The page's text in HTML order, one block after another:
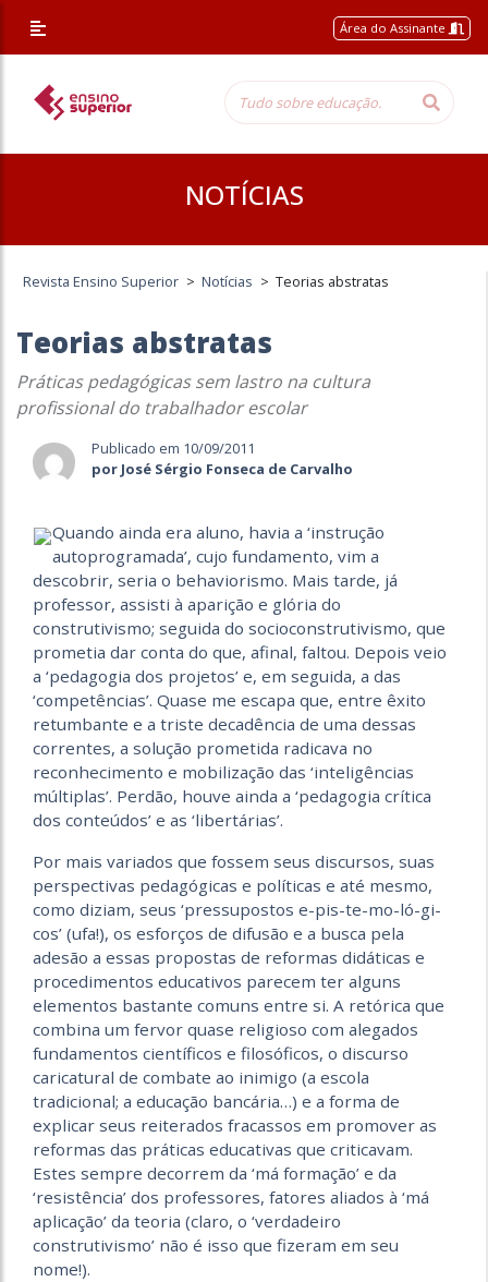
Área do Assinante
NOTÍCIAS
Revista Ensino Superior > Notícias > Teorias abstratas
Teorias abstratas
Práticas pedagógicas sem lastro na cultura
profissional do trabalhador escolar
Publicado em 10/09/2011
por José Sérgio Fonseca de Carvalho
Quando ainda era aluno, havia a ‘instrução
autoprogramada’, cujo fundamento, vim a
descobrir, seria o behaviorismo. Mais tarde, já
professor, assisti à aparição e glória do
construtivismo; seguida do socioconstrutivismo, que
prometia dar conta do que, afinal, faltou. Depois veio
a ‘pedagogia dos projetos’ e, em seguida, a das
‘competências’. Quase me escapa que, entre êxito
retumbante e a triste decadência de uma dessas
correntes, a solução prometida radicava no
reconhecimento e mobilização das ‘inteligências
múltiplas’. Perdão, houve ainda a ‘pedagogia crítica
dos conteúdos’ e as ‘libertárias’.
Por mais variados que fossem seus discursos, suas
perspectivas pedagógicas e políticas e até mesmo,
como diziam, seus ‘pressupostos e-pis-te-mo-ló-gi-
cos’ (ufa!), os esforços de difusão e a busca pela
adesão a essas propostas de reformas didáticas e
procedimentos educativos parecem ter alguns
elementos bastante comuns entre si. A retórica que
combina um fervor quase religioso com alegados
fundamentos científicos e filosóficos, o discurso
caricatural de combate ao inimigo (a escola
tradicional; a educação bancária…) e a forma de
explicar seus reiterados fracassos em promover as
reformas das práticas educativas que criticavam.
Estes sempre decorrem da ‘má formação’ e da
‘resistência’ dos professores, fatores aliados à ‘má
aplicação’ da teoria (claro, o ‘verdadeiro
construtivismo’ não é isso que fizeram em seu
nome!).